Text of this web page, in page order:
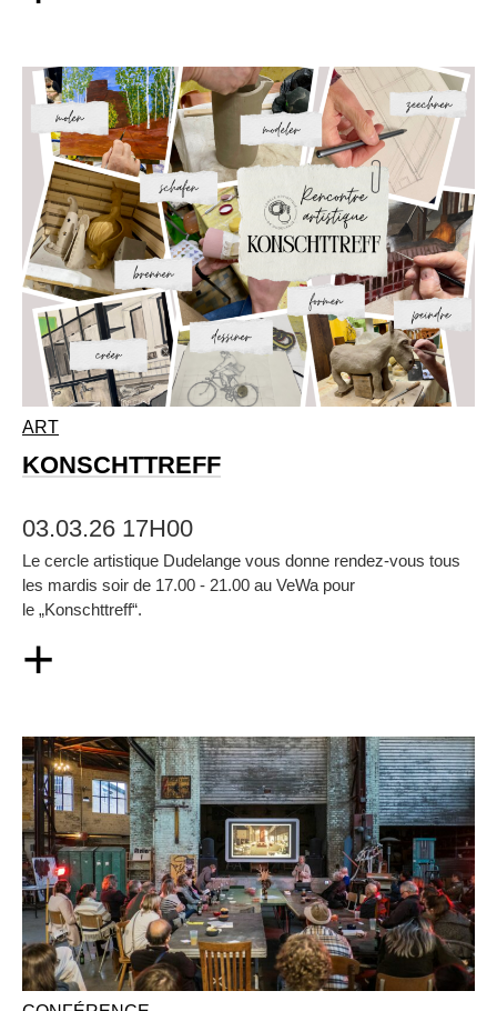
ART
KONSCHTTREFF
03.03.26 17H00
Le cercle artistique Dudelange vous donne rendez-vous tous
les mardis soir de 17.00 - 21.00 au VeWa pour
le „Konschttreff“.
+